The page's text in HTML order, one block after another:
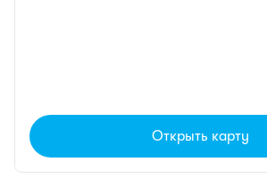
Открыть карту